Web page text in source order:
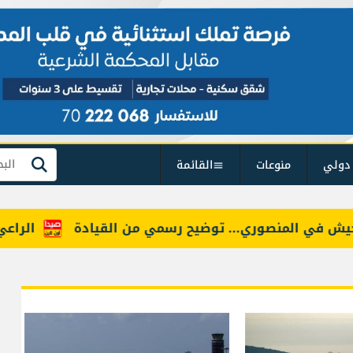
منوعات القائمة بحث
الراعي في المنصوري... توضيح رسمي من القيادة